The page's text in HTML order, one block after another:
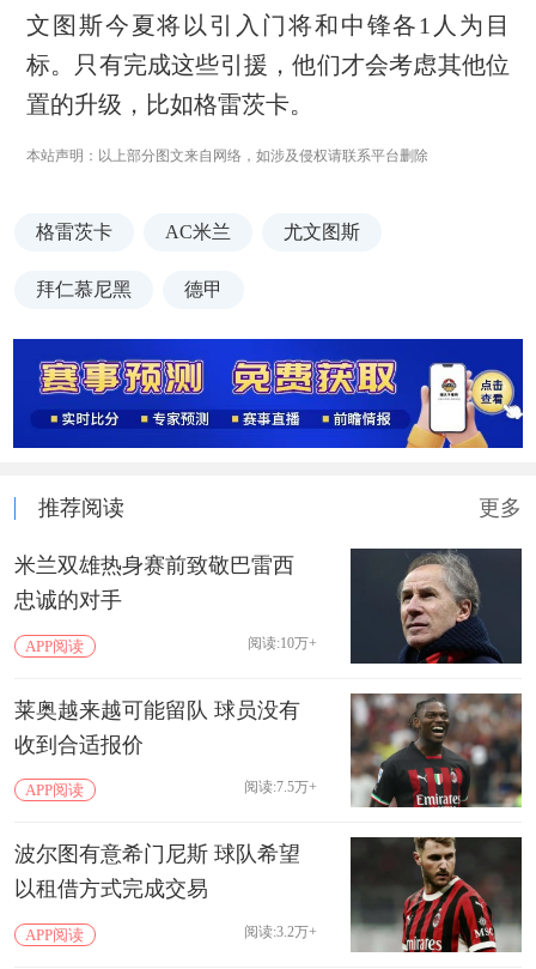
文图斯今夏将以引入门将和中锋各1人为目
标。只有完成这些引援，他们才会考虑其他位
置的升级，比如格雷茨卡。
本站声明：以上部分图文来自网络，如涉及侵权请联系平台删除
格雷茨卡 AC米兰 尤文图斯
拜仁慕尼黑 德甲
推荐阅读 更多
米兰双雄热身赛前致敬巴雷西
忠诚的对手
APP阅读 阅读:10万+
莱奥越来越可能留队 球员没有
收到合适报价
APP阅读 阅读:7.5万+
波尔图有意希门尼斯 球队希望
以租借方式完成交易
APP阅读 阅读:3.2万+